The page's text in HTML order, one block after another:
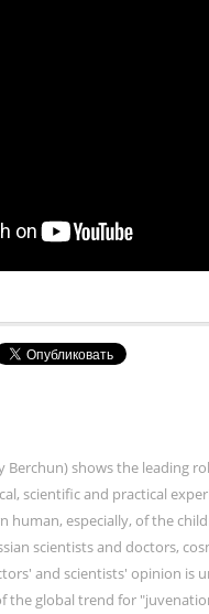
Berchun) shows the leading
scientific and practical
especially, of the
scientists and doctors,
and scientists' opinion is
the global trend for